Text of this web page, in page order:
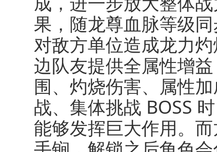
果，随龙尊血脉等级
对敌方单位造成龙力
边队友提供全属性增
围、灼烧伤害、属性
战、集体挑战 BOSS
能够发挥巨大作用。而